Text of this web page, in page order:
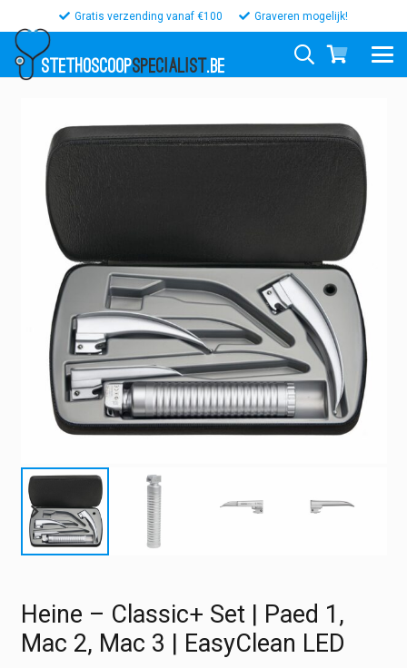
Gratis verzending vanaf €100 Graveren mogelijk!
STETHOSCOOPSPECIALIST.BE
Heine – Classic+ Set | Paed 1,
Mac 2, Mac 3 | EasyClean LED